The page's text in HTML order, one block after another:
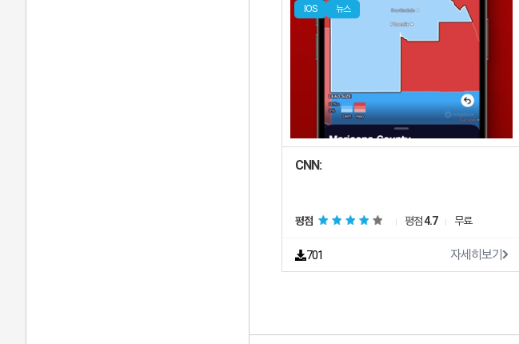
IOS 뉴스
CNN:
평점 평점4.7 무료
701 자세히보기
소프트쉐어 서비스 이용 가이드 업데이트 안내